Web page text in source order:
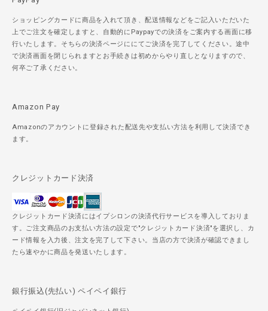
ショッピングカードに商品を入れて頂き、配送情報などをご記入いただいた
上でご注文を確定しますと、自動的にPaypayでの決済をご案内する画面に移
行いたします。そちらの決済ページににてご決済を完了してください。途中
で決済画面を閉じられますとお手続きは初めからやり直しとなりますので、
何卒ご了承ください。
Amazon Pay
Amazonのアカウントに登録された配送先や支払い方法を利用して決済でき
ます。
クレジットカード決済
クレジットカード決済にはイプシロンの決済代行サービスを導入しておりま
す。ご注文商品のお支払い方法の設定で"クレジットカード決済"を選択し、カ
ード情報を入力後、注文を完了して下さい。当店の方で決済が確認できまし
たら速やかに商品を発送いたします。
銀行振込(先払い) ペイペイ銀行